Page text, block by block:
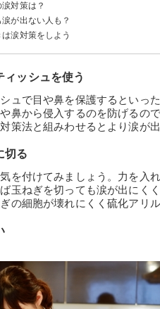
リル」が原因
対策は？
める
丁を使う
ッシュを使う
切るながら切る
切るが出ない人も？
クスポットがある場合が多い
ている場合もある
涙対策をしよう
ッシュを使う
ュで目や鼻を保護するといっ
鼻から侵入するのを防げるの
策法と組みわせるとより涙が
切る
を付けてみましょう。力を入
玉ねぎを切っても涙が出にく
の細胞が壊れにくく硫化アリ